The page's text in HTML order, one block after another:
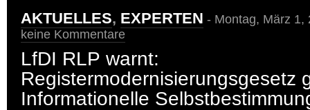
AKTUELLES, EXPERTEN - Montag, März
keine Kommentare
LfDI RLP warnt:
Registermodernisierungsgesetz
Informationelle